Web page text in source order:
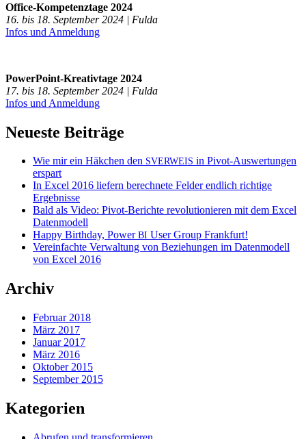
Office-Kompetenztage 2024
16. bis 18. September 2024 | Fulda
Infos und Anmeldung
PowerPoint-Kreativtage 2024
17. bis 18. September 2024 | Fulda
Infos und Anmeldung
Neueste Beiträge
Wie mir ein Häkchen den SVERWEIS in Pivot-Auswertungen
erspart
In Excel 2016 liefern berechnete Felder endlich richtige
Ergebnisse
Bald als Video: Pivot-Berichte revolutionieren mit dem Excel
Datenmodell
Happy Birthday, PowerBI User Group Frankfurt!
Vereinfachte Verwaltung von Beziehungen im Datenmodell
von Excel 2016
Archiv
Februar 2018
März 2017
Januar 2017
März 2016
Oktober 2015
September 2015
Kategorien